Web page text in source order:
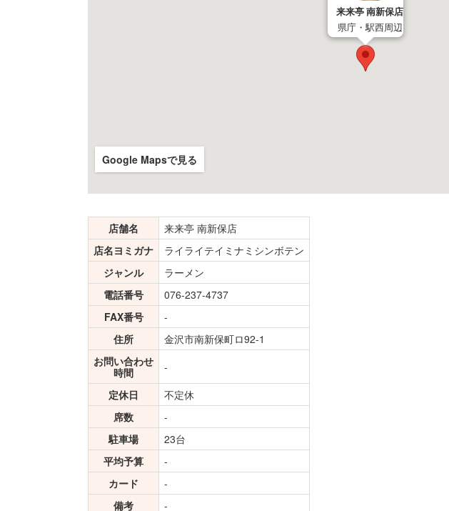
来来亭 南新保店
県庁・駅西周辺
Google Mapsで見る
店舗名
来来亭 南新保店
店名ヨミガナ
ライライテイミナミシンボテン
ジャンル
ラーメン
電話番号
076-237-4737
FAX番号
-
住所
金沢市南新保町ロ92-1
お問い合わせ
時間
-
定休日
不定休
席数
-
駐車場
23台
平均予算
-
カード
-
備考
-